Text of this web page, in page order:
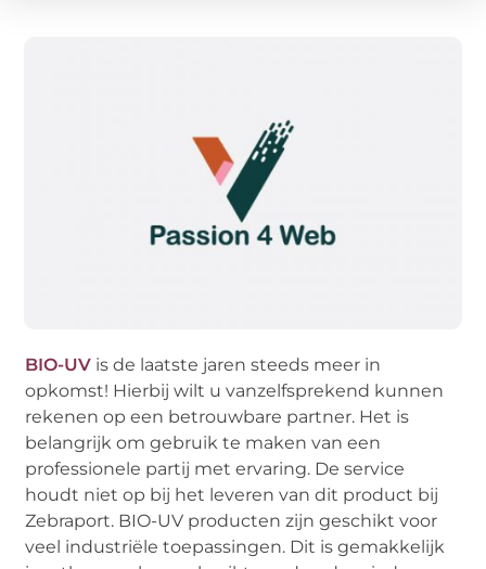
BIO-UV is de laatste jaren steeds meer in
opkomst! Hierbij wilt u vanzelfsprekend kunnen
rekenen op een betrouwbare partner. Het is
belangrijk om gebruik te maken van een
professionele partij met ervaring. De service
houdt niet op bij het leveren van dit product bij
Zebraport. BIO-UV producten zijn geschikt voor
veel industriële toepassingen. Dit is gemakkelijk